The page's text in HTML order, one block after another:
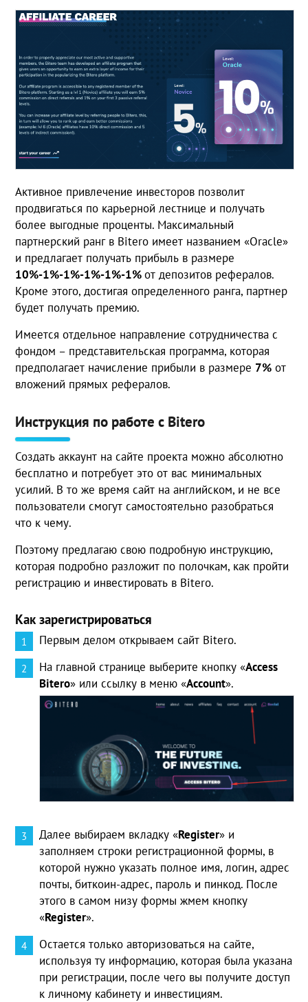
Активное привлечение инвесторов позволит
продвигаться по карьерной лестнице и получать
более выгодные проценты. Максимальный
партнерский ранг в Bitero имеет названием «Oracle»
и предлагает получать прибыль в размере
10%-1%-1%-1%-1%-1%от депозитов рефералов.
Кроме этого, достигая определенного ранга, партнер
будет получать премию.
Имеется отдельное направление сотрудничества с
фондом – представительская программа, которая
предполагает начисление прибыли в размере 7% от
вложений прямых рефералов.
Инструкция по работе с Bitero
Создать аккаунт на сайте проекта можно абсолютно
бесплатно и потребует это от вас минимальных
усилий. В то же время сайт на английском, и не все
пользователи смогут самостоятельно разобраться
что к чему.
Поэтому предлагаю свою подробную инструкцию,
которая подробно разложит по полочкам, как пройти
регистрацию и инвестировать в Bitero.
Как зарегистрироваться
Первым делом открываем сайт Bitero.
На главной странице выберите кнопку «Access
Bitero» или ссылку в меню «Account».
Далее выбираем вкладку «Register» и
заполняем строки регистрационной формы, в
которой нужно указать полное имя, логин, адрес
почты, биткоин-адрес, пароль и пинкод. После
этого в самом низу формы жмем кнопку
«Register».
Остается только авторизоваться на сайте,
используя ту информацию, которая была указана
при регистрации, после чего вы получите доступ
к личному кабинету и инвестициям.